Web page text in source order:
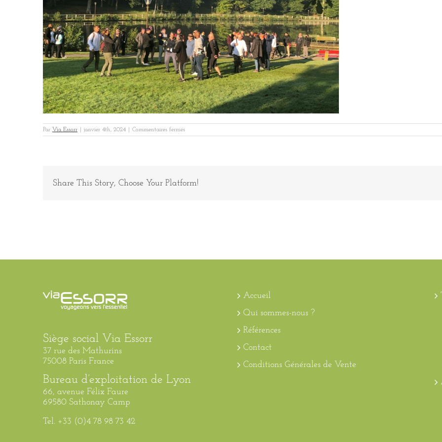
Par Via Essorr janvier 4th, 2024 Commentaires ferméssur
Arteis
Share This Story, Choose Your Platform!
Siège social Via Essorr
37 rue des Mathurins
75008 Paris France
Bureau d’exploitation de Lyon
66, avenue Félix Faure
69580 Sathonay Camp
Tel. +33 (0)4 78 98 73 42
Accueil
Qui sommes-nous ?
Références
Contact
Conditions Générales de Vente